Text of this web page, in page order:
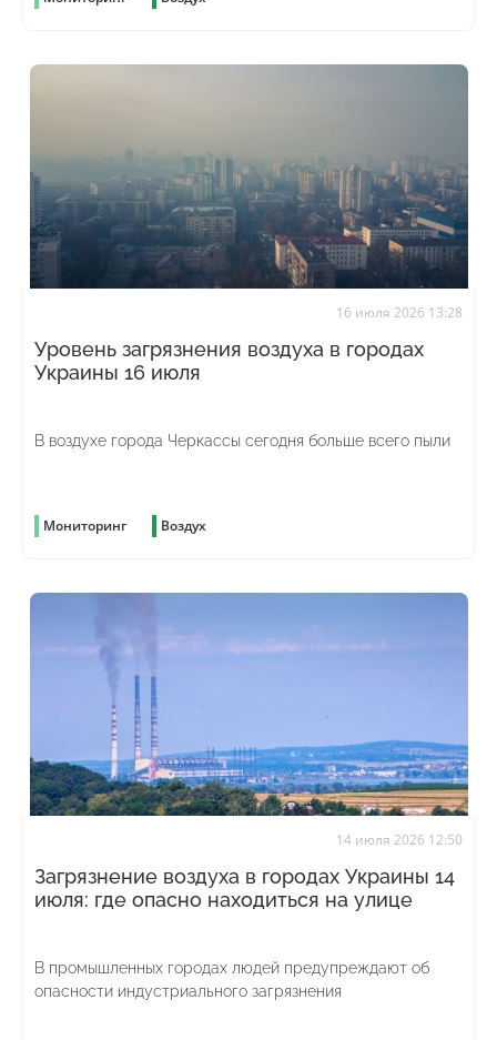
16 июля 2026 13:28
Уровень загрязнения воздуха в городах
Украины 16 июля
В воздухе города Черкассы сегодня больше всего пыли
Мониторинг Воздух
14 июля 2026 12:50
Загрязнение воздуха в городах Украины 14
июля: где опасно находиться на улице
В промышленных городах людей предупреждают об
опасности индустриального загрязнения